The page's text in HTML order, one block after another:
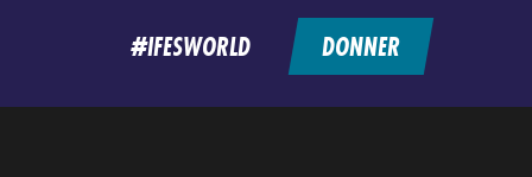
#IFESWORLD DONNER